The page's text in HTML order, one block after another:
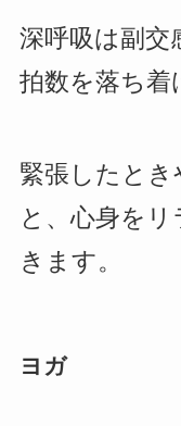
深呼吸は副交
拍数を落ち着
緊張したとき
と、心身を
きます。
ヨガ